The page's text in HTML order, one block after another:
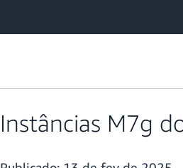
Instâncias M7g